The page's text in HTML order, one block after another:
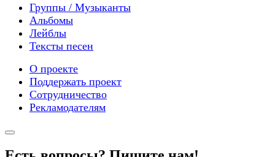
Группы / Музыканты
Альбомы
Лейблы
Тексты песен
О проекте
Поддержать проект
Сотрудничество
Рекламодателям